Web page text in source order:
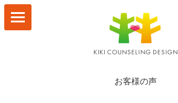
お客様の声